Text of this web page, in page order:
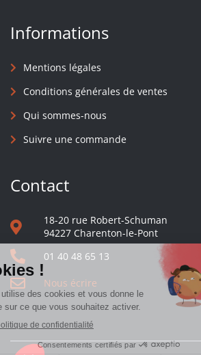
Informations
Mentions légales
Conditions générales de ventes
Qui sommes-nous
Suivre une commande
Contact
18-20 rue Robert-Schuman
94227 Charenton-le-Pont
01 40 48 65 13
Nous écrire